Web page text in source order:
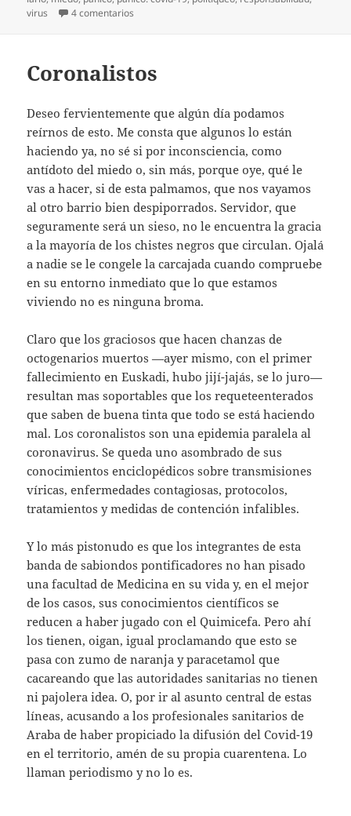
virus
4 comentarios
Coronalistos
Deseo fervientemente que algún día podamos
reírnos de esto. Me consta que algunos lo están
haciendo ya, no sé si por inconsciencia, como
antídoto del miedo o, sin más, porque oye, qué le
vas a hacer, si de esta palmamos, que nos vayamos
al otro barrio bien despiporrados. Servidor, que
seguramente será un sieso, no le encuentra la gracia
a la mayoría de los chistes negros que circulan. Ojalá
a nadie se le congele la carcajada cuando compruebe
en su entorno inmediato que lo que estamos
viviendo no es ninguna broma.
Claro que los graciosos que hacen chanzas de
octogenarios muertos —ayer mismo, con el primer
fallecimiento en Euskadi, hubo jijí-jajás, se lo juro—
resultan mas soportables que los requeteenterados
que saben de buena tinta que todo se está haciendo
mal. Los coronalistos son una epidemia paralela al
coronavirus. Se queda uno asombrado de sus
conocimientos enciclopédicos sobre transmisiones
víricas, enfermedades contagiosas, protocolos,
tratamientos y medidas de contención infalibles.
Y lo más pistonudo es que los integrantes de esta
banda de sabiondos pontificadores no han pisado
una facultad de Medicina en su vida y, en el mejor
de los casos, sus conocimientos científicos se
reducen a haber jugado con el Quimicefa. Pero ahí
los tienen, oigan, igual proclamando que esto se
pasa con zumo de naranja y paracetamol que
cacareando que las autoridades sanitarias no tienen
ni pajolera idea. O, por ir al asunto central de estas
líneas, acusando a los profesionales sanitarios de
Araba de haber propiciado la difusión del Covid-19
en el territorio, amén de su propia cuarentena. Lo
llaman periodismo y no lo es.